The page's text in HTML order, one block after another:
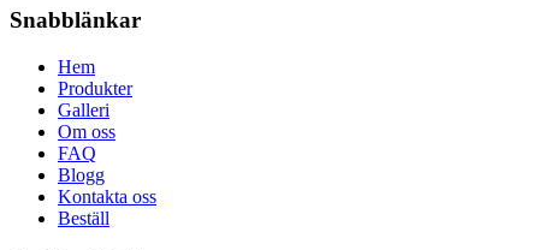
Snabblänkar
Hem
Produkter
Galleri
Om oss
FAQ
Blogg
Kontakta oss
Beställ